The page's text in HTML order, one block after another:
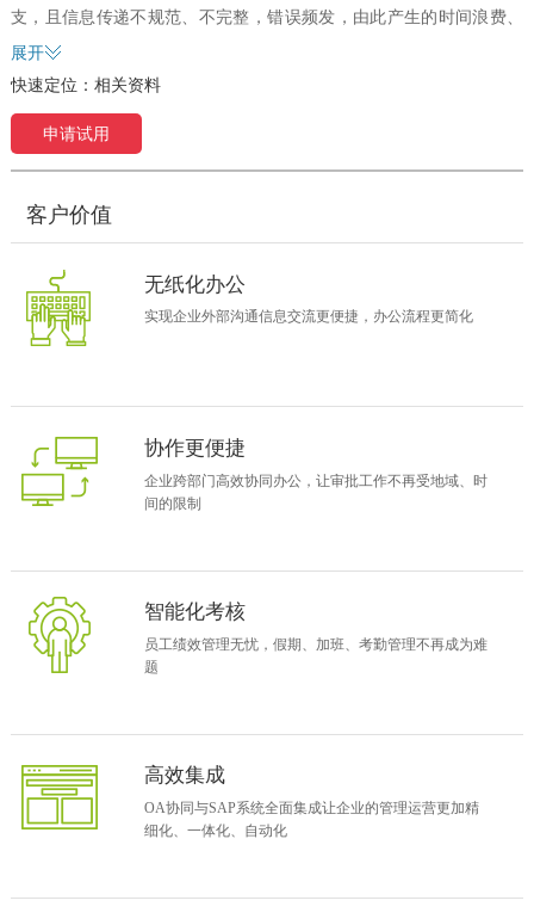
支，且信息传递不规范、不完整，错误频发，由此产生的时间浪费、
责任推诿等使得久久丫的管理复杂度大大增加，老的门店终端系统平
一站式更高效
2016年，久久丫正式拉开协同管理平台建设的序幕，构建了覆盖公司
全体的统一协同办公平台，实现了企业跨部门高效协同办公，让审批
到有据可查；财务、行政等管理更加规范，过程更容易控制；公司政
由于企业规模的快速扩大，1000
考勤管理是久久丫人事部门面临的最头疼的问题。上线致远协同管理
平台之后，基于致远业务生成器，久久丫搭建了适合其自身业务的人
协同应用亮点- 员工假期信息表
集成让系统更完备
展开
快速定位： 相关资料
申请试用
客户价值
无纸化办公
实现企业外部沟通信息交流更便捷，办公流程更简化
协作更便捷
企业跨部门高效协同办公，让审批工作不再受地域、时
间的限制
智能化考核
员工绩效管理无忧，假期、加班、考勤管理不再成为难
题
高效集成
OA协同与SAP系统全面集成让企业的管理运营更加精
细化、一体化、自动化